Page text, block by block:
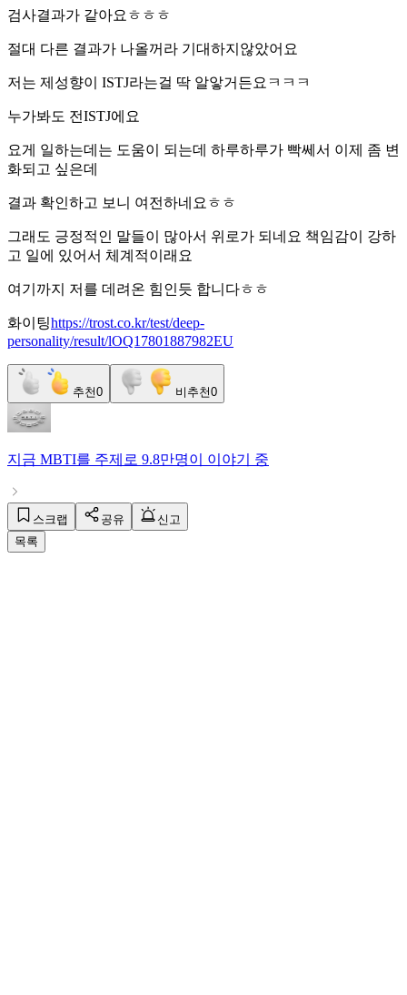
검사결과가 같아요ㅎㅎㅎ
절대 다른 결과가 나올꺼라 기대하지않았어요
저는 제성향이 ISTJ라는걸 딱 알앟거든요ㅋㅋㅋ
누가봐도 전ISTJ에요
요게 일하는데는 도움이 되는데 하루하루가 빡쎄서 이제 좀 변
화되고 싶은데
결과 확인하고 보니 여전하네요ㅎㅎ
그래도 긍정적인 말들이 많아서 위로가 되네요 책임감이 강하
고 일에 있어서 체계적이래요
여기까지 저를 데려온 힘인듯 합니다ㅎㅎ
화이팅https://trost.co.kr/test/deep-
personality/result/lOQ17801887982EU
추천0 비추천0
지금 MBTI를 주제로 9.8만명이 이야기 중
스크랩 공유
신고
목록